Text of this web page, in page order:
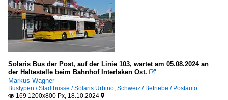
Solaris Bus der Post, auf der Linie 103, wartet am 05.08.2024 an
der Haltestelle beim Bahnhof Interlaken Ost. 
Markus Wagner
Bustypen / Stadtbusse / Solaris Urbino, Schweiz / Betriebe / Postauto
 169 1200x800 Px, 18.10.2024 